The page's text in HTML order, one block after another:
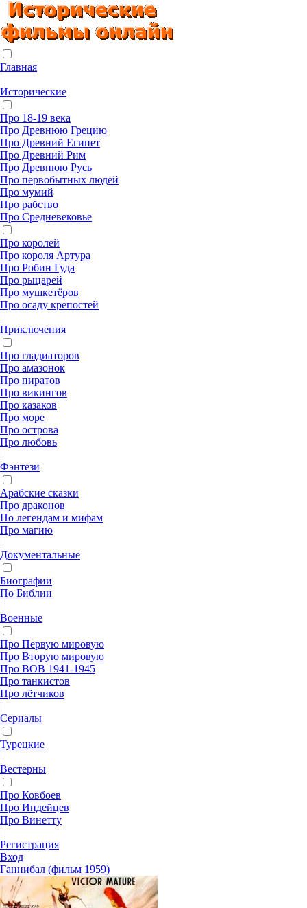
Главная
|
Исторические
Про 18-19 века
Про Древнюю Грецию
Про Древний Египет
Про Древний Рим
Про Древнюю Русь
Про первобытных людей
Про мумий
Про рабство
Про Средневековье
Про королей
Про короля Артура
Про Робин Гуда
Про рыцарей
Про мушкетёров
Про осаду крепостей
|
Приключения
Про гладиаторов
Про амазонок
Про пиратов
Про викингов
Про казаков
Про море
Про острова
Про любовь
|
Фэнтези
Арабские сказки
Про драконов
По легендам и мифам
Про магию
|
Документальные
Биографии
По Библии
|
Военные
Про Первую мировую
Про Вторую мировую
Про ВОВ 1941-1945
Про танкистов
Про лётчиков
|
Сериалы
Турецкие
|
Вестерны
Про Ковбоев
Про Индейцев
Про Винетту
|
Регистрация
Вход
Ганнибал (фильм 1959)